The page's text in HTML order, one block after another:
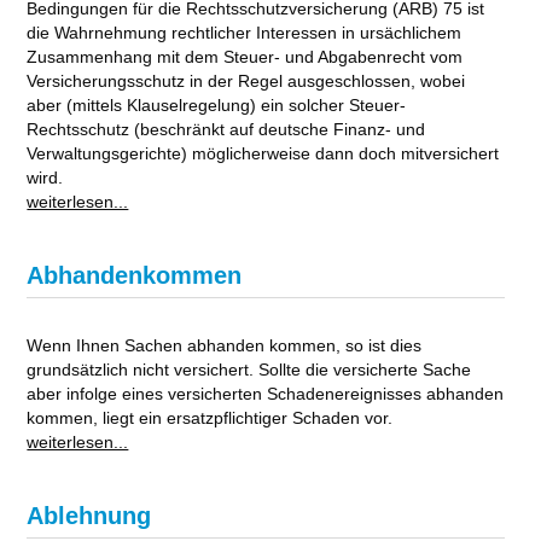
Bedingungen für die Rechtsschutzversicherung (ARB) 75 ist
die Wahrnehmung rechtlicher Interessen in ursächlichem
Zusammenhang mit dem Steuer- und Abgabenrecht vom
Versicherungsschutz in der Regel ausgeschlossen, wobei
aber (mittels Klauselregelung) ein solcher Steuer-
Rechtsschutz (beschränkt auf deutsche Finanz- und
Verwaltungsgerichte) möglicherweise dann doch mitversichert
wird.
weiterlesen...
Abhandenkommen
Wenn Ihnen Sachen abhanden kommen, so ist dies
grundsätzlich nicht versichert. Sollte die versicherte Sache
aber infolge eines versicherten Schadenereignisses abhanden
kommen, liegt ein ersatzpflichtiger Schaden vor.
weiterlesen...
Ablehnung